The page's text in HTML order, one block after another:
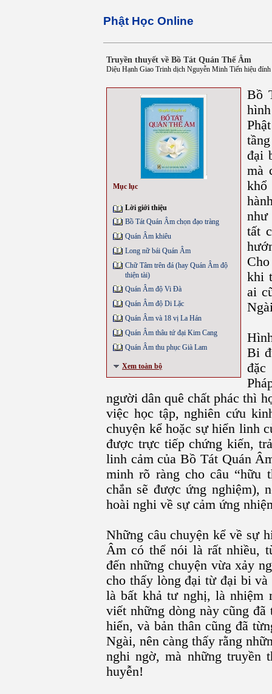
Phật Học Online
Truyền thuyết về Bồ Tát Quán Thế Âm
Diệu Hạnh Giao Trinh dịch Nguyễn Minh Tiến hiệu
Mục lục
Lời giới thiệu
Bồ Tát Quán Âm chọn đạo tràng
Quán Âm khiêu
Long nữ bái Quán Âm
Chữ Tâm trên đá (hay Quán Âm độ
thiện tài)
Quán Âm độ Vi Đà
Quán Âm độ Di Lặc
Quán Âm và 18 vị La Hán
Quán Âm thâu tứ đại Kim Cang
Quán Âm thu phục Già Lam
Xem toàn bộ
Bồ
đại
mà
khổ
như
tất
khi
ai
Bi
người dân quê chất phác thì
việc học tập, nghiên cứu
chuyện kể hoặc sự hiển linh
được trực tiếp chứng kiến,
linh cảm của Bồ Tát Quán
minh rõ ràng cho câu “hữu
chắn sẽ được ứng nghiệm),
hoài nghi về sự cảm ứng
Những câu chuyện kể về sự
Âm có thể nói là rất nhiều,
đến những chuyện vừa xảy
cho thấy lòng đại từ đại bi
là bất khả tư nghị, là nhiệm
viết những dòng này cũng
hiển, và bản thân cũng đã
Ngài, nên càng thấy rằng
nghi ngờ, mà những truyền
huyễn!